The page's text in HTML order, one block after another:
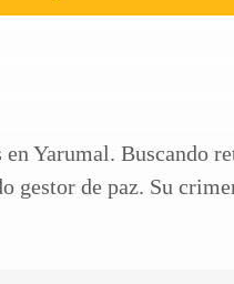
Yarumal. Buscando
gestor de paz. Su